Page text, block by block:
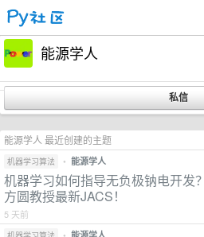
能源学人
能源学人 最近创建的主题
机器学习算法 • 能源学人
机器学习如何指导无负极钠电开发
方圆教授最新JACS！
5 天前